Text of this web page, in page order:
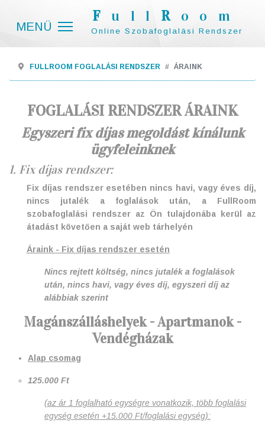
F ull R oom
Online Szobafoglalási Rendszer
FULLROOM FOGLALÁSI RENDSZER ÁRAINK
FOGLALÁSI RENDSZER ÁRAINK
Egyszeri fix díjas megoldást kínálunk
ügyfeleinknek
1. Fix díjas rendszer:
Fix díjas rendszer esetében nincs havi, vagy éves díj,
nincs jutalék a foglalások után, a FullRoom
szobafoglalási rendszer az Ön tulajdonába kerül az
átadást követően a saját web tárhelyén
Áraink - Fix díjas rendszer esetén
Nincs rejtett költség, nincs jutalék a foglalások
után, nincs havi, vagy éves díj, egyszeri díj az
alábbiak szerint
Magánszálláshelyek - Apartmanok -
Vendégházak
Alap csomag
125.000 Ft
(az ár 1 foglalható egységre vonatkozik, több foglalási
egység esetén +15.000 Ft/foglalási egység):